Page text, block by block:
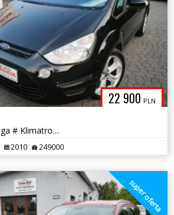
22 900 PLN
2.0 TDCi # Navi # Felga # Klimatronik # PDC # Piękny # GWARANCJA !!!
2010 249000
super oferta